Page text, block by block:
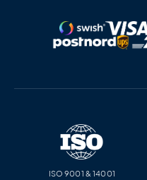
ISO 9001 & 14001